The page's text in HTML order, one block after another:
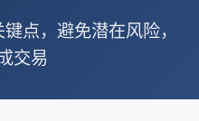
点，避免潜在风险，
交易